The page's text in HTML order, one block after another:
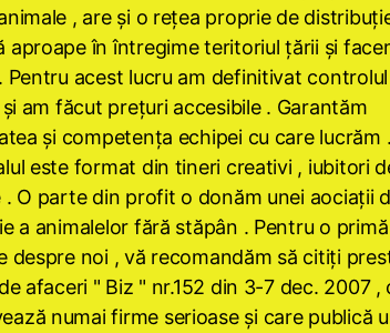
, are şi o reţea proprie de
aproape în întregime teritoriul ţării şi
Pentru acest lucru am definitivat
am făcut preţuri accesibile . Garantăm
şi competenţa echipei cu care lucrăm .
este format din tineri creativi , iubitori
. O parte din profit o donăm unei aociaţii
a animalelor fără stăpân . Pentru o primă
despre noi , vă recomandăm să citiţi
afaceri " Biz " nr.152 din 3-7 dec. 2007 ,
numai firme serioase şi care publică